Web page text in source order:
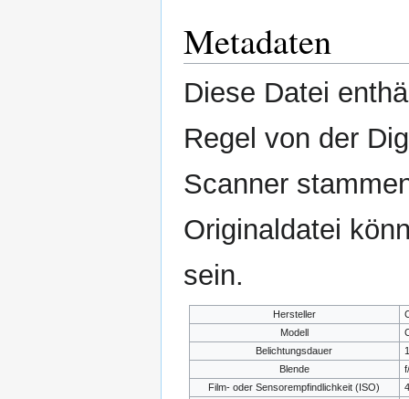
Metadaten
Diese Datei
Regel von der
Scanner
Originaldatei
sein.
Hersteller
Modell
Belichtungsdauer
Blende
Film- oder Sensorempfindlichkeit (ISO)